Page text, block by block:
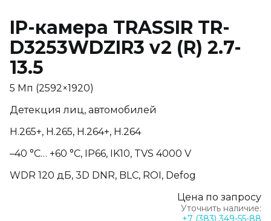
IP-камера TRASSIR TR-
D3253WDZIR3 v2 (R) 2.7-
13.5
5 Мп (2592×1920)
Детекция лиц, автомобилей
H.265+, H.265, H.264+, H.264
–40 °C… +60 °C, IP66, IK10, TVS 4000 V
WDR 120 дБ, 3D DNR, BLC, ROI, Defog
Цена по запросу
Уточнить наличие:
+7 (383) 349-55-88